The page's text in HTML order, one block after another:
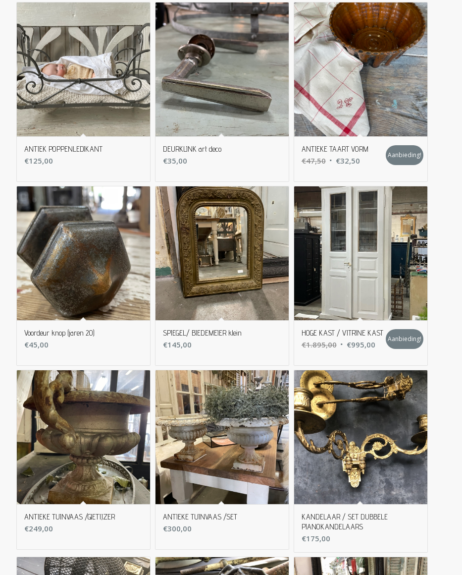
€345,00.
ANTIEK POPPENLEDIKANT
€125,00
DEURKLINK art deco
€35,00
ANTIEKE TAART VORM
€47,50 Oorspronkelijke
€47,50.
€32,50Huidige
€32,50.
Aanbieding!
Voordeur knop (jaren 20)
€45,00
SPIEGEL/ BIEDEMEIER klein
€145,00
HOGE KAST / VITRINE KAST
€1.895,00 Oorspronkelijke
€1.895,00.
€995,00Huidige
€995,00.
Aanbieding!
ANTIEKE TUINVAAS /GIETIJZER
€249,00
ANTIEKE TUINVAAS /SET
€300,00
KANDELAAR / SET DUBBELE
PIANOKANDELAARS
€175,00